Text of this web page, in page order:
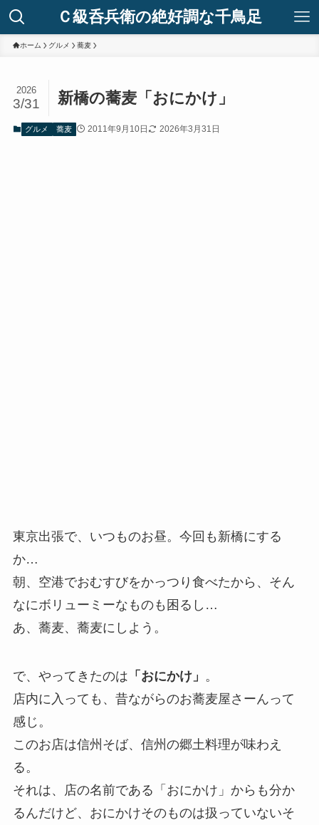
Ｃ級呑兵衛の絶好調な千鳥足
ホーム グルメ 蕎麦
新橋の蕎麦「おにかけ」
2026
3/31
グルメ 蕎麦 2011年9月10日 2026年3月31日
東京出張で、いつものお昼。今回も新橋にする
か…
朝、空港でおむすびをかっつり食べたから、そん
なにボリューミーなものも困るし…
あ、蕎麦、蕎麦にしよう。
で、やってきたのは 「おにかけ」 。
店内に入っても、昔ながらのお蕎麦屋さーんって
感じ。
このお店は信州そば、信州の郷土料理が味わえ
る。
それは、店の名前である「おにかけ」からも分か
るんだけど、おにかけそのものは扱っていないそ